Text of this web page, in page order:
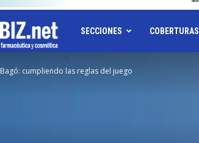
Pharmabiz.NET
SECCIONES COBERTURAS
Bagó: cumpliendo las reglas del juego